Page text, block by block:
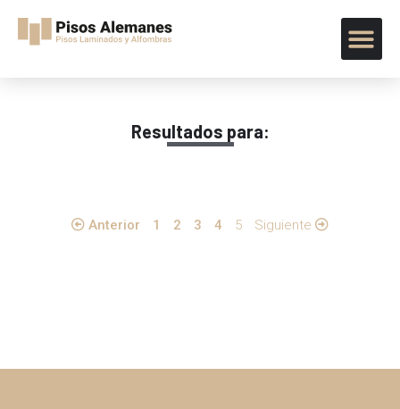
Resultados para:
Anterior 1 2 3 4 5 Siguiente